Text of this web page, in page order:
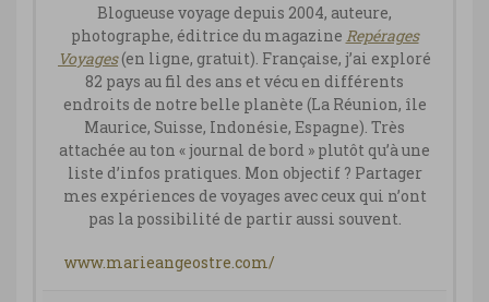
Blogueuse voyage depuis 2004, auteure,
photographe, éditrice du magazine Repérages
Voyages(en ligne, gratuit). Française, j’ai exploré
82 pays au fil des ans et vécu en différents
endroits de notre belle planète (La Réunion, île
Maurice, Suisse, Indonésie, Espagne). Très
attachée au ton « journal de bord » plutôt qu’à une
liste d’infos pratiques. Mon objectif ? Partager
mes expériences de voyages avec ceux qui n’ont
pas la possibilité de partir aussi souvent.
www.marieangeostre.com/